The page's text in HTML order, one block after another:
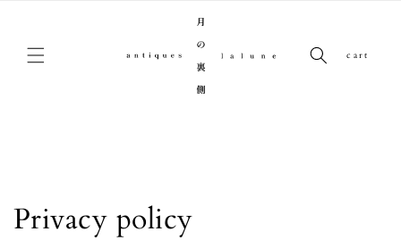
cart
Privacy policy